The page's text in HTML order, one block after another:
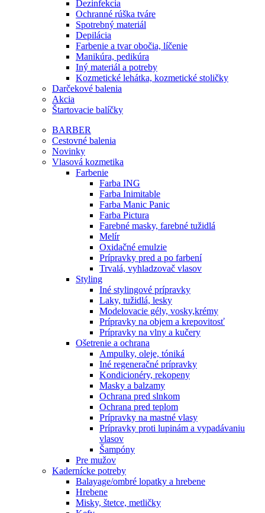
Dezinfekcia
Ochranné rúška tváre
Spotrebný materiál
Depilácia
Farbenie a tvar obočia, líčenie
Manikúra, pedikúra
Iný materiál a potreby
Kozmetické lehátka, kozmetické stoličky
Darčekové balenia
Akcia
Štartovacie balíčky
BARBER
Cestovné balenia
Novinky
Vlasová kozmetika
Farbenie
Farba ING
Farba Inimitable
Farba Manic Panic
Farba Pictura
Farebné masky, farebné tužidlá
Melír
Oxidačné emulzie
Prípravky pred a po farbení
Trvalá, vyhladzovač vlasov
Styling
Iné stylingové prípravky
Laky, tužidlá, lesky
Modelovacie gély, vosky,krémy
Prípravky na objem a krepovitosť
Prípravky na vlny a kučery
Ošetrenie a ochrana
Ampulky, oleje, tóniká
Iné regeneračné prípravky
Kondicionéry, rekopeny
Masky a balzamy
Ochrana pred slnkom
Ochrana pred teplom
Prípravky na mastné vlasy
Prípravky proti lupinám a vypadávaniu
vlasov
Šampóny
Pre mužov
Kadernícke potreby
Balayage/ombré lopatky a hrebene
Hrebene
Misky, štetce, metličky